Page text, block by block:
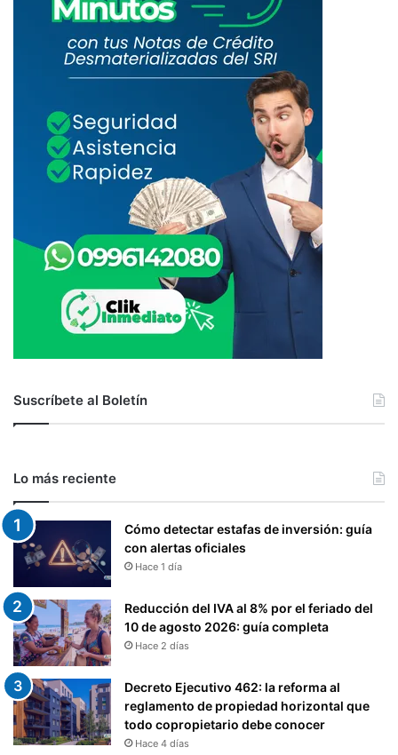
Suscríbete al Boletín
Lo más reciente
Cómo detectar estafas de inversión: guía
con alertas oficiales
Hace 1 día
Reducción del IVA al 8% por el feriado del
10 de agosto 2026: guía completa
Hace 2 días
Decreto Ejecutivo 462: la reforma al
reglamento de propiedad horizontal que
todo copropietario debe conocer
Hace 4 días